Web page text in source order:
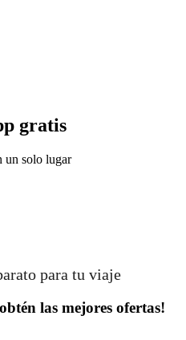
gratis
un solo lugar
para tu viaje
las mejores ofertas!